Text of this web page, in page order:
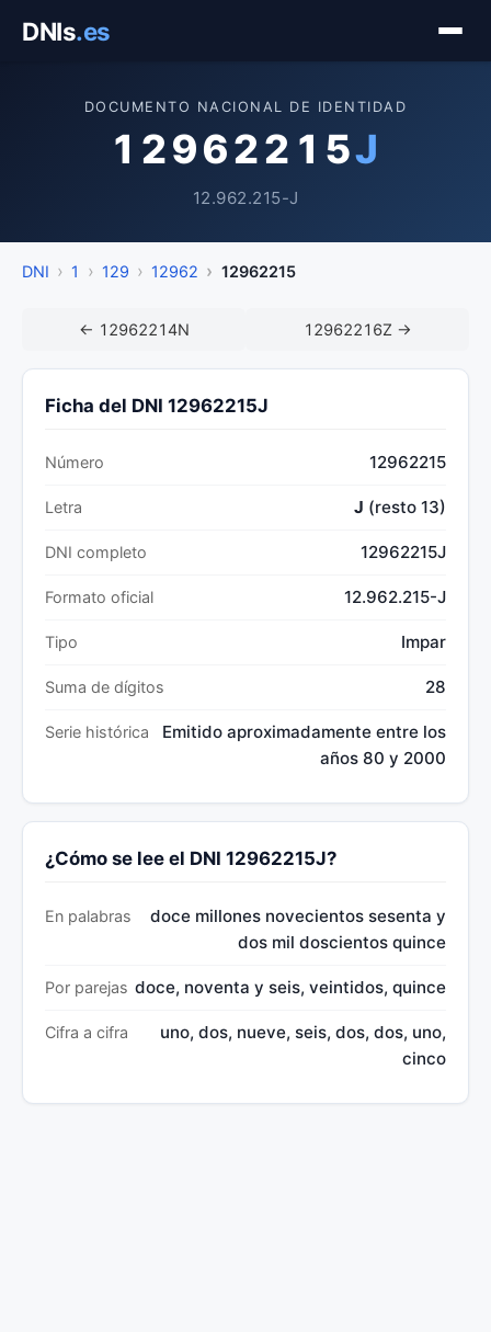
DNIs.es
DOCUMENTO NACIONAL DE IDENTIDAD
12962215J
12.962.215-J
DNI 1 129 12962 12962215
← 12962214N 12962216Z →
Ficha del DNI 12962215J
Número 12962215
Letra J (resto 13)
DNI completo 12962215J
Formato oficial 12.962.215-J
Tipo Impar
Suma de dígitos 28
Serie histórica
Emitido aproximadamente entre los
años 80 y 2000
¿Cómo se lee el DNI 12962215J?
En palabras
doce millones novecientos sesenta y
dos mil doscientos quince
Por parejas doce, noventa y seis, veintidos, quince
Cifra a cifra
uno, dos, nueve, seis, dos, dos, uno,
cinco